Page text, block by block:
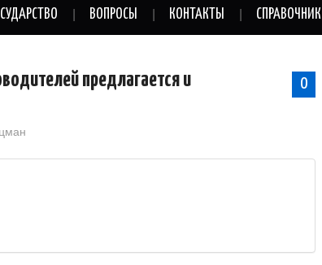
ВОПРОСЫ КОНТАКТЫ СПРАВОЧНИК
0
предлагается и